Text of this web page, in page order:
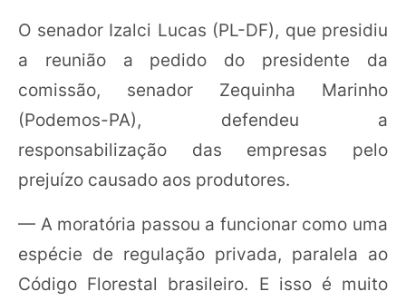
O senador Izalci Lucas (PL-DF), que presidiu
a reunião a pedido do presidente da
comissão, senador Zequinha Marinho
(Podemos-PA), defendeu a
responsabilização das empresas pelo
prejuízo causado aos produtores.
— A moratória passou a funcionar como uma
espécie de regulação privada, paralela ao
Código Florestal brasileiro. E isso é muito